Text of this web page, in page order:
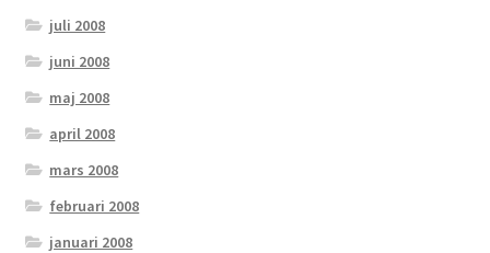
juli 2008
juni 2008
maj 2008
april 2008
mars 2008
februari 2008
januari 2008